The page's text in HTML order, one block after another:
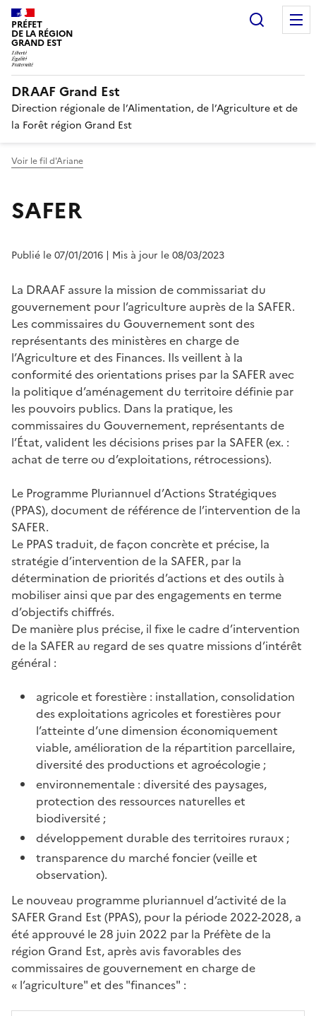
PRÉFET
DE LA RÉGION
GRAND EST
DRAAF Grand Est
Direction régionale de l’Alimentation, de l’Agriculture et de
la Forêt région Grand Est
Voir le fil d'Ariane
SAFER
Publié le 07/01/2016 | Mis à jour le 08/03/2023
La DRAAF assure la mission de commissariat du
gouvernement pour l’agriculture auprès de la SAFER.
Les commissaires du Gouvernement sont des
représentants des ministères en charge de
l’Agriculture et des Finances. Ils veillent à la
conformité des orientations prises par la SAFER avec
la politique d’aménagement du territoire définie par
les pouvoirs publics. Dans la pratique, les
commissaires du Gouvernement, représentants de
l’État, valident les décisions prises par la SAFER (ex. :
achat de terre ou d’exploitations, rétrocessions).
Le Programme Pluriannuel d’Actions Stratégiques
(PPAS), document de référence de l’intervention de la
SAFER.
Le PPAS traduit, de façon concrète et précise, la
stratégie d’intervention de la SAFER, par la
détermination de priorités d’actions et des outils à
mobiliser ainsi que par des engagements en terme
d’objectifs chiffrés.
De manière plus précise, il fixe le cadre d’intervention
de la SAFER au regard de ses quatre missions d’intérêt
général :
agricole et forestière : installation, consolidation
des exploitations agricoles et forestières pour
l’atteinte d’une dimension économiquement
viable, amélioration de la répartition parcellaire,
diversité des productions et agroécologie ;
environnementale : diversité des paysages,
protection des ressources naturelles et
biodiversité ;
développement durable des territoires ruraux ;
transparence du marché foncier (veille et
observation).
Le nouveau programme pluriannuel d’activité de la
SAFER Grand Est (PPAS), pour la période 2022-2028, a
été approuvé le 28 juin 2022 par la Préfète de la
région Grand Est, après avis favorables des
commissaires de gouvernement en charge de
« l’agriculture" et des "finances" :